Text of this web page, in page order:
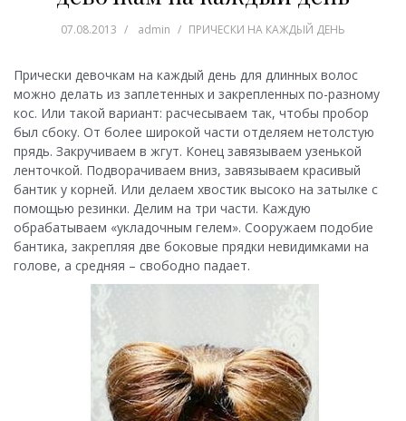
07.08.2013 admin ПРИЧЕСКИ НА КАЖДЫЙ ДЕНЬ
Прически девочкам на каждый день для длинных волос
можно делать из заплетенных и закрепленных по-разному
кос. Или такой вариант: расчесываем так, чтобы пробор
был сбоку. От более широкой части отделяем нетолстую
прядь. Закручиваем в жгут. Конец завязываем узенькой
ленточкой. Подворачиваем вниз, завязываем красивый
бантик у корней. Или делаем хвостик высоко на затылке с
помощью резинки. Делим на три части. Каждую
обрабатываем «укладочным гелем». Сооружаем подобие
бантика, закрепляя две боковые прядки невидимками на
голове, а средняя – свободно падает.